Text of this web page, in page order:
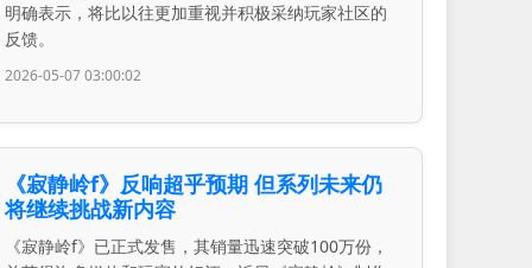
明确表示，将比以往更加重视并积极采纳玩家社区的
反馈。
2026-05-07 03:00:02
《寂静岭f》反响超乎预期 但系列未来仍
将继续挑战新内容
《寂静岭f》已正式发售，其销量迅速突破100万份，